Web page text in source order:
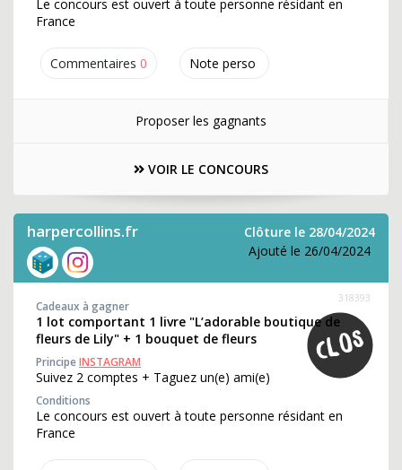
Commentaires 0 Note perso
Le concours est ouvert à toute personne résidant en
France
Proposer les gagnants
VOIR LE CONCOURS
harpercollins.fr
Clôture le 28/04/2024
Ajouté le 26/04/2024
318393
Cadeaux à gagner
1 lot comportant 1 livre "L’adorable boutique de
fleurs de Lily" + 1 bouquet de fleurs
PrincipeINSTAGRAM
Suivez 2 comptes + Taguez un(e) ami(e)
Conditions
Le concours est ouvert à toute personne résidant en
France